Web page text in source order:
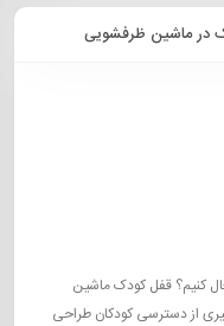
در ماشین ظرفشویی
کنیم؟ قفل کودک‌ ماشین
از دسترسی کودکان طراحی